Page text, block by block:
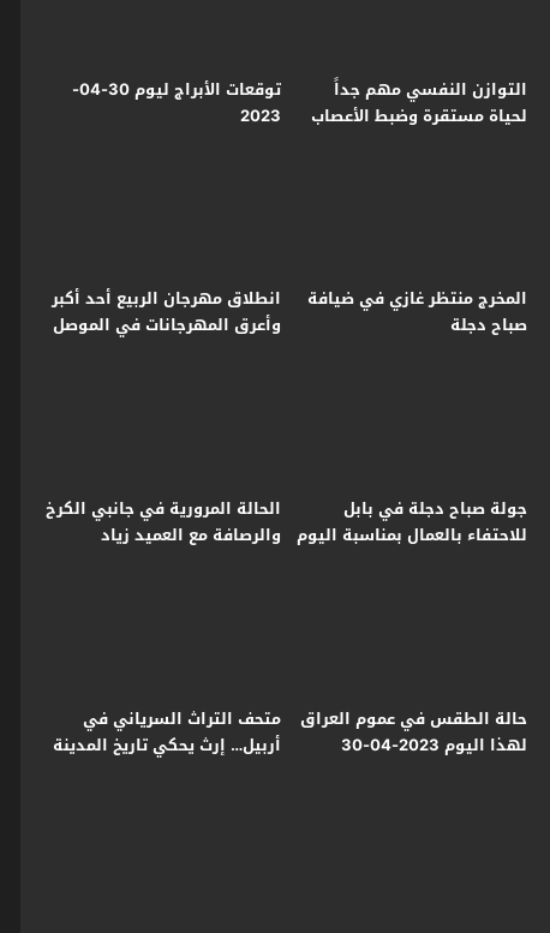
التوازن النفسي مهم جداً
لحياة مستقرة وضبط الأعصاب
توقعات الأبراج ليوم 30-04-
2023
المخرج منتظر غازي في ضيافة
صباح دجلة
انطلاق مهرجان الربيع أحد أكبر
وأعرق المهرجانات في الموصل
جولة صباح دجلة في بابل
للاحتفاء بالعمال بمناسبة اليوم
الحالة المرورية في جانبي الكرخ
والرصافة مع العميد زياد
حالة الطقس في عموم العراق
لهذا اليوم 2023-04-30
متحف التراث السرياني في
أربيل… إرث يحكي تاريخ المدينة